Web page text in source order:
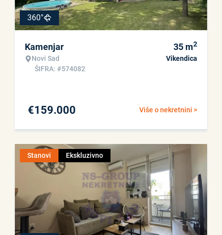
360°
Kamenjar
Novi Sad
ŠIFRA: #574082
35 m2
Vikendica
Više o nekretnini >
€159.000
Stanovi Ekskluzivno